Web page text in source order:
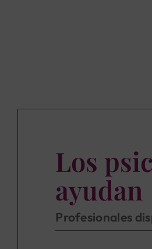
Los
ayudan
Profesionales